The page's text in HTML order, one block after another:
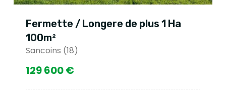
/ Longere de plus 1 Ha
(18)
600 €